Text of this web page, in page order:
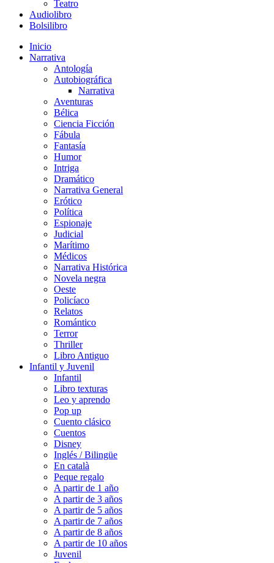
Teatro
Audiolibro
Bolsilibro
Inicio
Narrativa
Antología
Autobiográfica
Narrativa
Aventuras
Bélica
Ciencia Ficción
Fábula
Fantasía
Humor
Intriga
Dramático
Narrativa General
Erótico
Política
Espionaje
Judicial
Marítimo
Médicos
Narrativa Histórica
Novela negra
Oeste
Policíaco
Relatos
Romántico
Terror
Thriller
Libro Antiguo
Infantil y Juvenil
Infantil
Libro texturas
Leo y aprendo
Pop up
Cuento clásico
Cuentos
Disney
Inglés / Bilingüe
En català
Peque regalo
A partir de 1 año
A partir de 3 años
A partir de 5 años
A partir de 7 años
A partir de 8 años
A partir de 10 años
Juvenil